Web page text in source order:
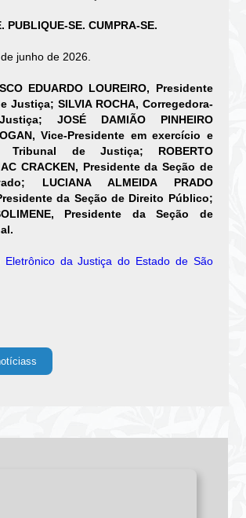
PUBLIQUE-SE. CUMPRA-SE.
junho de 2026.
EDUARDO LOUREIRO, Presidente
Justiça; SILVIA ROCHA, Corregedora-
JOSÉ DAMIÃO PINHEIRO
Vice-Presidente em exercício e
Tribunal de Justiça; ROBERTO
CRACKEN, Presidente da Seção de
LUCIANA ALMEIDA PRADO
da Seção de Direito Público;
Presidente da Seção de
Eletrônico da Justiça do Estado de São